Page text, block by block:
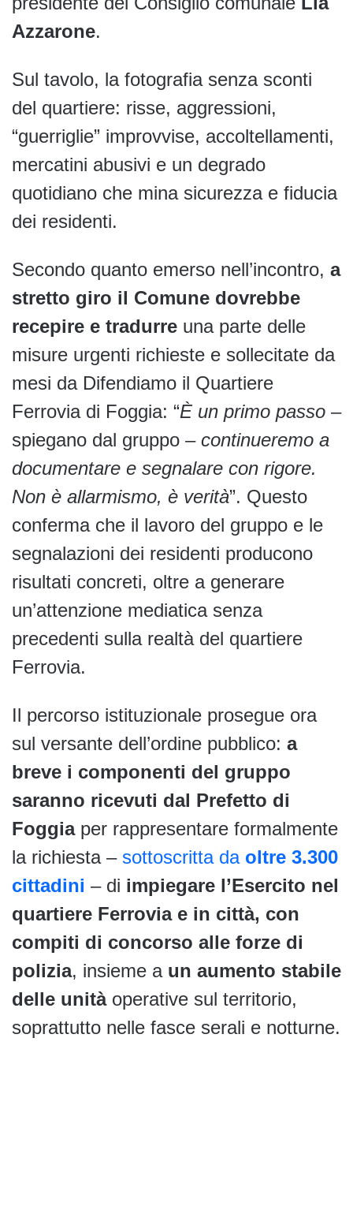
Azzarone.
Sul tavolo, la fotografia senza sconti
del quartiere: risse, aggressioni,
“guerriglie” improvvise, accoltellamenti,
mercatini abusivi e un degrado
quotidiano che mina sicurezza e fiducia
dei residenti.
Secondo quanto emerso nell’incontro, a
stretto giro il Comune dovrebbe
recepire e tradurre una parte delle
misure urgenti richieste e sollecitate da
mesi da Difendiamo il Quartiere
Ferrovia di Foggia: “È un primo passo –
spiegano dal gruppo – continueremo a
documentare e segnalare con rigore.
Non è allarmismo, è verità”. Questo
conferma che il lavoro del gruppo e le
segnalazioni dei residenti producono
risultati concreti, oltre a generare
un’attenzione mediatica senza
precedenti sulla realtà del quartiere
Ferrovia.
Il percorso istituzionale prosegue ora
sul versante dell’ordine pubblico: a
breve i componenti del gruppo
saranno ricevuti dal Prefetto di
Foggiaper rappresentare formalmente
la richiesta – sottoscritta da oltre 3.300
cittadini – di impiegare l’Esercito nel
quartiere Ferrovia e in città, con
compiti di concorso alle forze di
polizia, insieme a un aumento stabile
delle unitàoperative sul territorio,
soprattutto nelle fasce serali e notturne.